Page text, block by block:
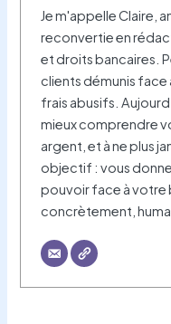
Je m'appelle Claire,
reconvertie en
et droits bancaires.
clients démunis face
frais abusifs.
mieux comprendre
argent, et à ne plus
objectif : vous
pouvoir face à votre
concrètement,